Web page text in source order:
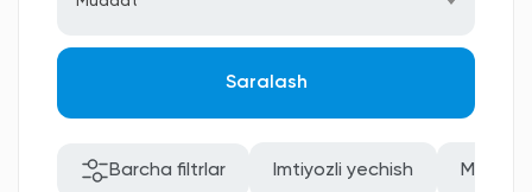
Saralash
Barcha filtrlar Imtiyozli yechish